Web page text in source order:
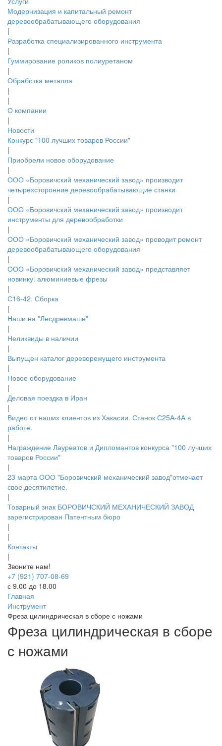
Модернизация и капитальный ремонт
деревообрабатывающего оборудования
|
Разработка специализированного инструмента
|
Гуммирование роликов полиуретаном
|
Обработка металла
|
|
О компании
|
Новости
Конкурс "100 лучших товаров России"
|
Приобрели новое оборудование
|
ООО «Боровичский механический завод» производит
четырехсторонние деревообрабатывающие станки
|
ООО «Боровичский механический завод» производит
инструменты для деревообработки
|
ООО «Боровичский механический завод» проводит ремонт
деревообрабатывающего оборудования
|
ООО «Боровичский механический завод» представляет
новинку: алюминиевые фрезы
|
С16-42. Сборка
|
Наши на "Лесдревмаше"
|
Неликвиды в наличии
|
Выпущен каталог дереворежущего инструмента
|
Новое оборудование
|
Деловая поездка в Иран
|
Видео от наших клиентов из Хакасии. Станок С25А-4А в
работе.
|
Награждение Лауреатов и Дипломантов конкурса "100 лучших
товаров России"
|
23 марта ООО "Боровичский механический завод"отмечает
свое десятилетие.
|
Товарный знак БОРОВИЧСКИЙ МЕХАНИЧЕСКИЙ ЗАВОД
зарегистрирован Патентным бюро
|
|
Контакты
|
Звоните нам!
+7 (921) 707-08-69
с 9.00 до 18.00
Главная
Инструмент
Фреза цилиндрическая в сборе с ножами
Фреза цилиндрическая в сборе
с ножами